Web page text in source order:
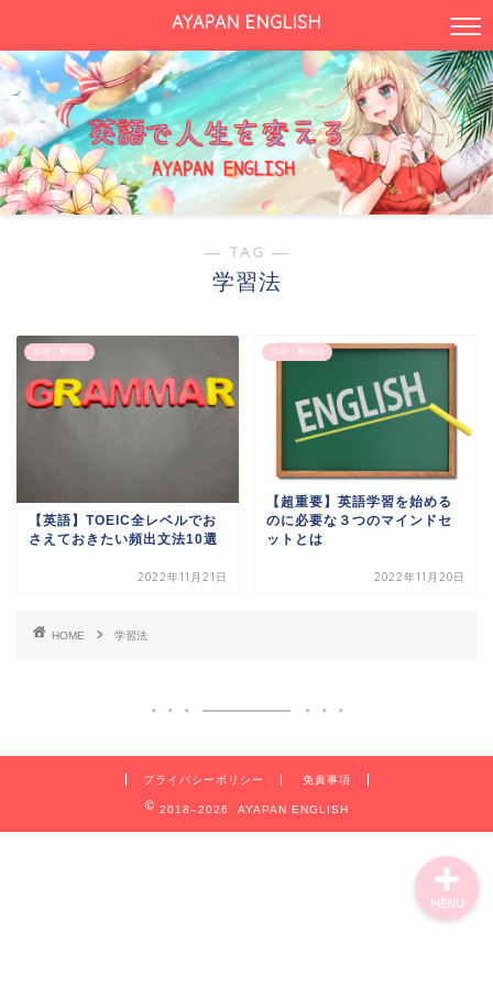
AYAPAN ENGLISH
― TAG ―
学習法
学習・勉強法
【英語】TOEIC全レベルでお
さえておきたい頻出文法10選
2022年11月21日
学習・勉強法
【超重要】英語学習を始める
のに必要な３つのマインドセ
ットとは
2022年11月20日
HOME 学習法
プライバシーポリシー 免責事項
2018–2026 AYAPAN ENGLISH
MENU
英語学習法
TOEIC攻略